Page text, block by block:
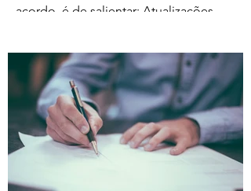
acordo, é de salientar: Atualizações
professores dos ensinos básico e
secundário profissionalizados; Aumento
do subsídio de refeição para os 5,50€.
Estas alterações produzem efeitos
retroativos a janeiro de 2026, aguardando-
se a sua publicação no Boletim